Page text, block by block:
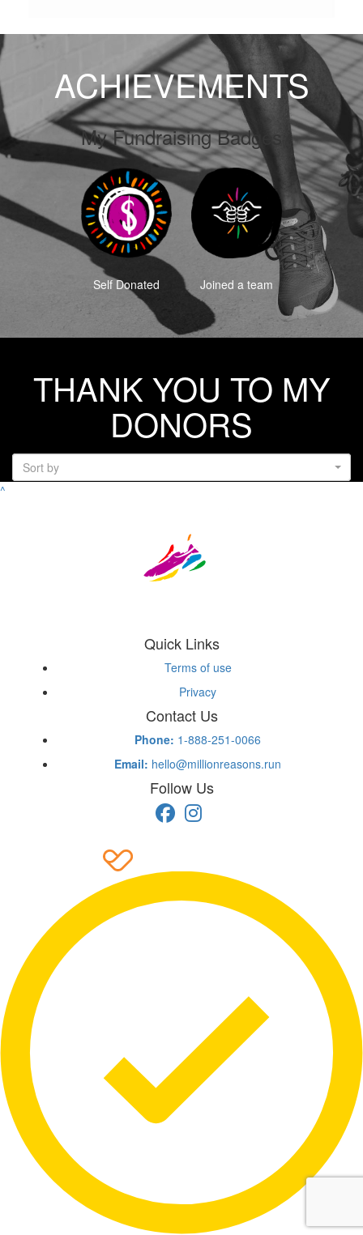
ACHIEVEMENTS
My Fundraising Badges
Self Donated Joined a team
THANK YOU TO MY
DONORS
Sort by
^
Quick Links
Terms of use
Privacy
Contact Us
Phone: 1-888-251-0066
Email: hello@millionreasons.run
Follow Us